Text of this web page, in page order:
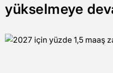
yükselmeye